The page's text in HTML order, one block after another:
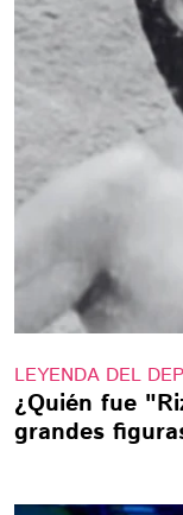
LEYENDA DEL
¿Quién fue
grandes